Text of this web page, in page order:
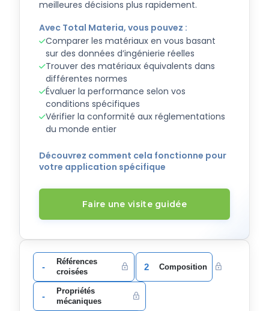
meilleures décisions plus rapidement.
Avec Total Materia, vous pouvez :
Comparer les matériaux en vous basant
sur des données d’ingénierie réelles
Trouver des matériaux équivalents dans
différentes normes
Évaluer la performance selon vos
conditions spécifiques
Vérifier la conformité aux réglementations
du monde entier
Découvrez comment cela fonctionne pour
votre application spécifique
Faire une visite guidée
-
Références
croisées
2 Composition
-
Propriétés
mécaniques